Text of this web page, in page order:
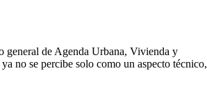
general de Agenda Urbana, Vivienda y
no se percibe solo como un aspecto técnico,